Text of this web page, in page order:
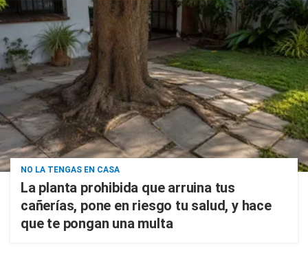
NO LA TENGAS EN CASA
La planta prohibida que arruina tus
cañerías, pone en riesgo tu salud, y hace
que te pongan una multa